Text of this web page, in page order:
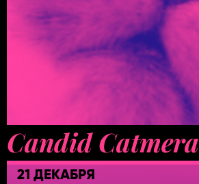
Candid Catmera
21 ДЕКАБРЯ